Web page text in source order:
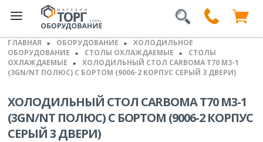
ГЛАВНАЯ ► ОБОРУДОВАНИЕ ►
ХОЛОДИЛЬНОЕ
ОБОРУДОВАНИЕ
► СТОЛЫ ОХЛАЖДАЕМЫЕ ►
СТОЛЫ
ОХЛАЖДАЕМЫЕ
►
ХОЛОДИЛЬНЫЙ СТОЛ CARBOMA T70 M3-1
(3GN/NT ПОЛЮС) С БОРТОМ (9006-2 КОРПУС СЕРЫЙ 3 ДВЕРИ)
ХОЛОДИЛЬНЫЙ СТОЛ CARBOMA T70 M3-1
(3GN/NT ПОЛЮС) С БОРТОМ (9006-2 КОРПУС
СЕРЫЙ 3 ДВЕРИ)